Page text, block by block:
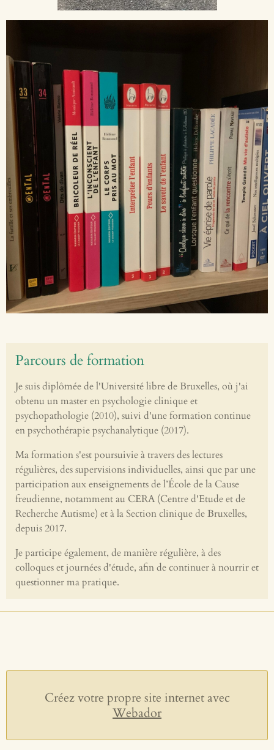
Parcours de formation
Je suis diplômée de l'Université libre de Bruxelles, où j'ai
obtenu un master en psychologie clinique et
psychopathologie (2010), suivi d'une formation continue
en psychothérapie psychanalytique (2017).
Ma formation s'est poursuivie à travers des lectures
régulières, des supervisions individuelles, ainsi que par une
participation aux enseignements de l’École de la Cause
freudienne, notamment au CERA (Centre d'Etude et de
Recherche Autisme) et à la Section clinique de Bruxelles,
depuis 2017.
Je participe également, de manière régulière, à des
colloques et journées d'étude, afin de continuer à nourrir et
questionner ma pratique.
Créez votre propre site internet avec
Webador